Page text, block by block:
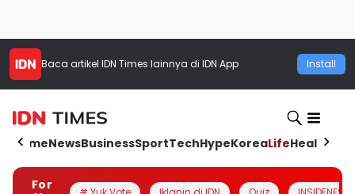
Baca artikel IDN Times lainnya di IDN App Install
HomeNewsBusinessSportTechHypeKoreaLifeHealth
For